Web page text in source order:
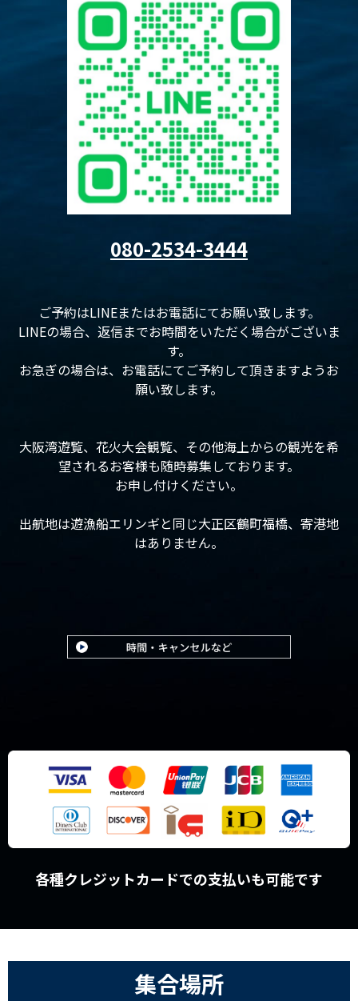
080-2534-3444
ご予約はLINEまたはお電話にてお願い致します。
LINEの場合、返信までお時間をいただく場合がございま
す。
お急ぎの場合は、お電話にてご予約して頂きますようお
願い致します。
大阪湾遊覧、花火大会観覧、その他海上からの観光を希
望されるお客様も随時募集しております。
お申し付けください。
出航地は遊漁船エリンギと同じ大正区鶴町福橋、寄港地
はありません。
各種クレジットカードでの支払いも可能です
集合場所